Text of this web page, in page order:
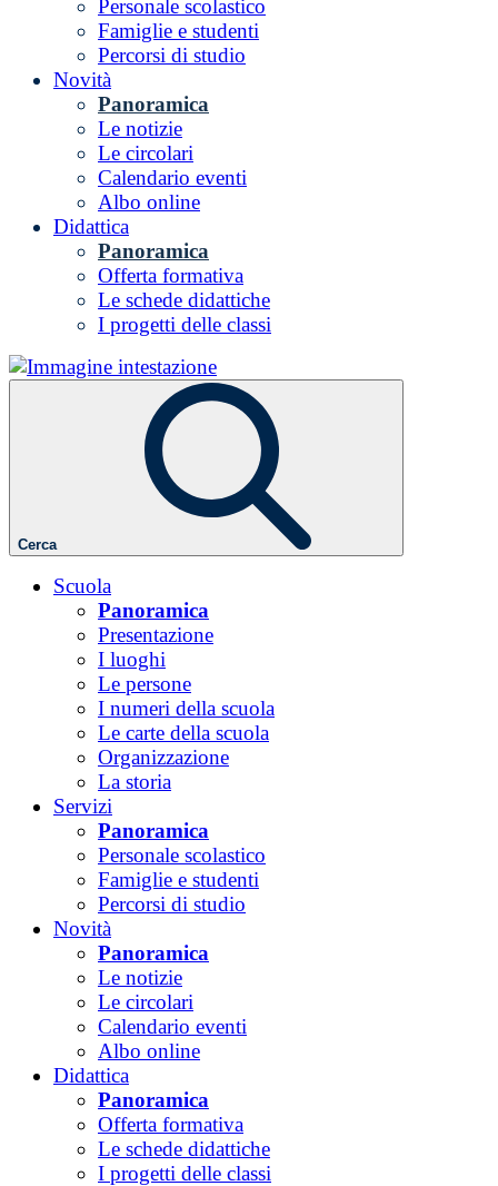
Personale scolastico
Famiglie e studenti
Percorsi di studio
Novità
Panoramica
Le notizie
Le circolari
Calendario eventi
Albo online
Didattica
Panoramica
Offerta formativa
Le schede didattiche
I progetti delle classi
Cerca
Scuola
Panoramica
Presentazione
I luoghi
Le persone
I numeri della scuola
Le carte della scuola
Organizzazione
La storia
Servizi
Panoramica
Personale scolastico
Famiglie e studenti
Percorsi di studio
Novità
Panoramica
Le notizie
Le circolari
Calendario eventi
Albo online
Didattica
Panoramica
Offerta formativa
Le schede didattiche
I progetti delle classi